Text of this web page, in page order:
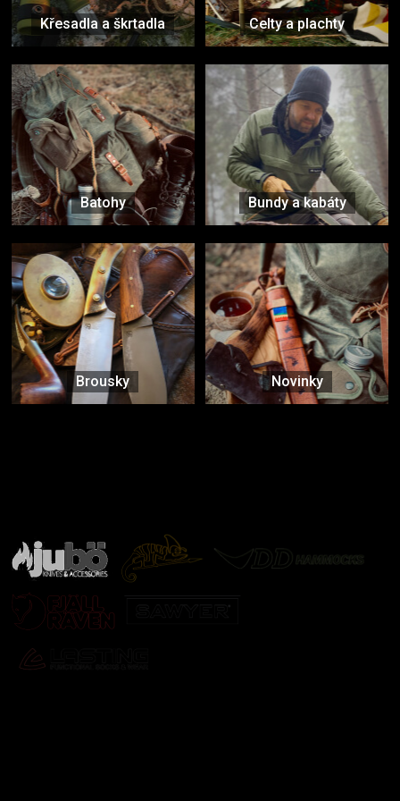
Křesadla a škrtadla Celty a plachty
Batohy Bundy a kabáty
Brousky Novinky